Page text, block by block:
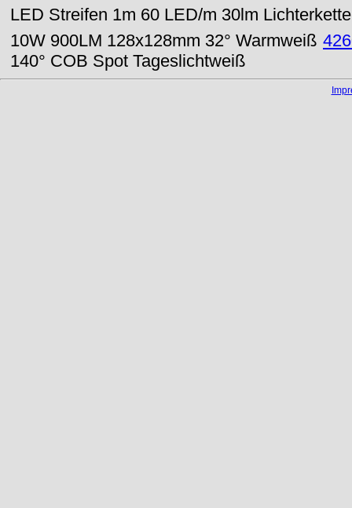
LED Streifen 1m 60 LED/m 30lm
10W 900LM 128x128mm 32° Warmweiß
140° COB Spot Tageslichtweiß